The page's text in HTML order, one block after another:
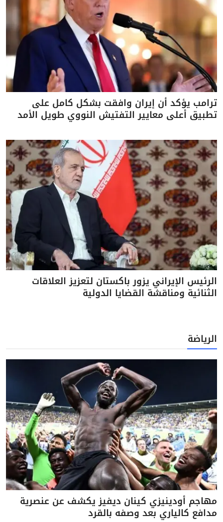
ترامب يؤكد أن إيران وافقت بشكل كامل على
تطبيق أعلى معايير التفتيش النووي طويل الأمد
الرئيس الإيراني يزور باكستان لتعزيز العلاقات
الثنائية ومناقشة القضايا الدولية
الرياضة
مهاجم أودينيزي كينان ديفيز يكشف عن عنصرية
مدافع كالياري بعد وصفه بالقرد